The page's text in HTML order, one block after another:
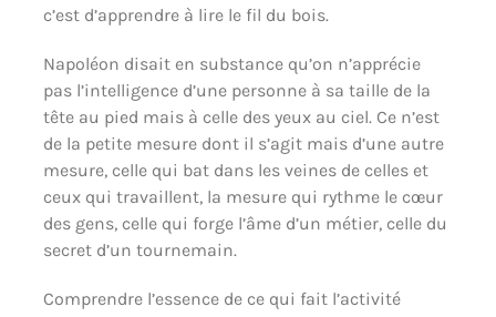
c’est d’apprendre à lire le fil du bois.
Napoléon disait en substance qu’on n’apprécie
pas l’intelligence d’une personne à sa taille de la
tête au pied mais à celle des yeux au ciel. Ce n’est
de la petite mesure dont il s’agit mais d’une autre
mesure, celle qui bat dans les veines de celles et
ceux qui travaillent, la mesure qui rythme le cœur
des gens, celle qui forge l’âme d’un métier, celle du
secret d’un tournemain.
Comprendre l’essence de ce qui fait l’activité